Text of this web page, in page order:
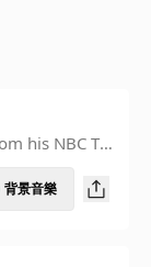
his NBC TV
背景音樂